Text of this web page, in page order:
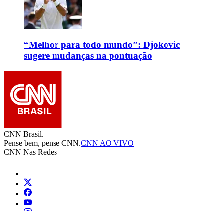
“Melhor para todo mundo”: Djokovic
sugere mudanças na pontuação
CNN Brasil.
Pense bem, pense CNN.CNN AO VIVO
CNN Nas Redes